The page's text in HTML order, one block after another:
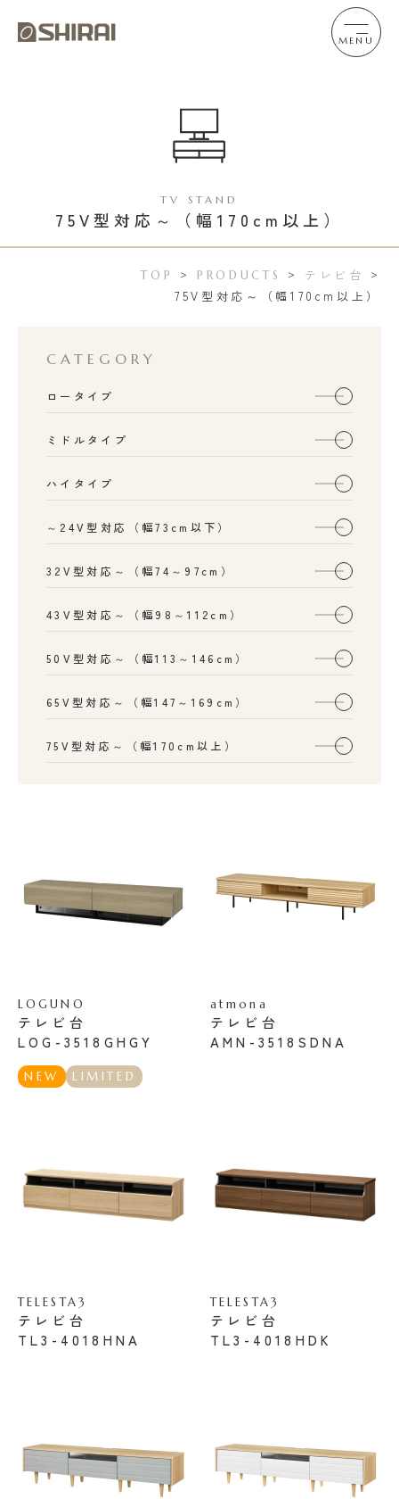
MENU
TV STAND
75V型対応～（幅170cm以上）
TOP >PRODUCTS > テレビ台 >
75V型対応～（幅170cm以上）
CATEGORY
ロータイプ
ミドルタイプ
ハイタイプ
～24V型対応（幅73cm以下）
32V型対応～（幅74～97cm）
43V型対応～（幅98～112cm）
50V型対応～（幅113～146cm）
65V型対応～（幅147～169cm）
75V型対応～（幅170cm以上）
LOGUNO
テレビ台
LOG-3518GHGY
NEW LIMITED
atmona
テレビ台
AMN-3518SDNA
TELESTA3
テレビ台
TL3-4018HNA
TELESTA3
テレビ台
TL3-4018HDK